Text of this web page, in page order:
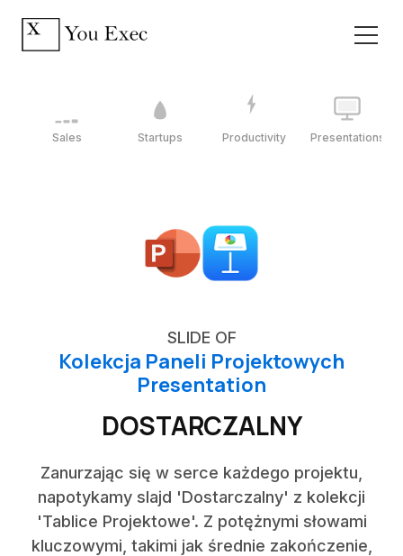
Sales Startups Productivity Presentations
SLIDE OF
Kolekcja Paneli Projektowych
Presentation
DOSTARCZALNY
Zanurzając się w serce każdego projektu,
napotykamy slajd 'Dostarczalny' z kolekcji
'Tablice Projektowe'. Z potężnymi słowami
kluczowymi, takimi jak średnie zakończenie,